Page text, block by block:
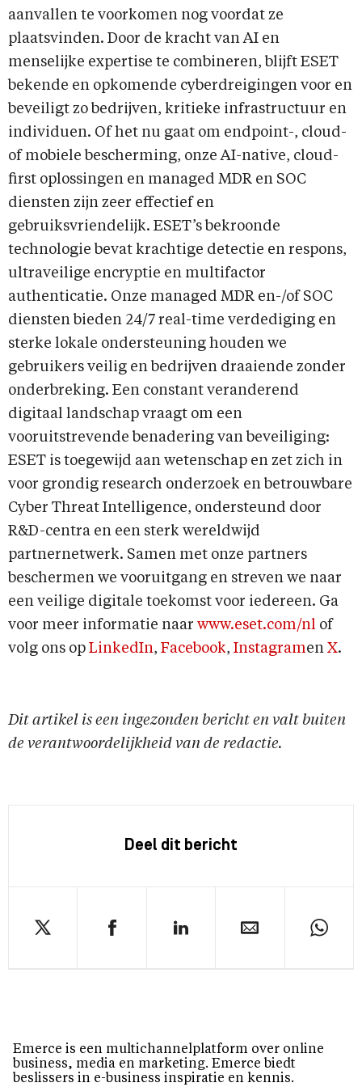
aanvallen te voorkomen nog voordat ze
plaatsvinden. Door de kracht van AI en
menselijke expertise te combineren, blijft ESET
bekende en opkomende cyberdreigingen voor en
beveiligt zo bedrijven, kritieke infrastructuur en
individuen. Of het nu gaat om endpoint-, cloud-
of mobiele bescherming, onze AI-native, cloud-
first oplossingen en managed MDR en SOC
diensten zijn zeer effectief en
gebruiksvriendelijk. ESET’s bekroonde
technologie bevat krachtige detectie en respons,
ultraveilige encryptie en multifactor
authenticatie. Onze managed MDR en-/of SOC
diensten bieden 24/7 real-time verdediging en
sterke lokale ondersteuning houden we
gebruikers veilig en bedrijven draaiende zonder
onderbreking. Een constant veranderend
digitaal landschap vraagt om een
vooruitstrevende benadering van beveiliging:
ESET is toegewijd aan wetenschap en zet zich in
voor grondig research onderzoek en betrouwbare
Cyber Threat Intelligence, ondersteund door
R&D-centra en een sterk wereldwijd
partnernetwerk. Samen met onze partners
beschermen we vooruitgang en streven we naar
een veilige digitale toekomst voor iedereen. Ga
voor meer informatie naar www.eset.com/nl of
volg ons op LinkedIn, Facebook, Instagramen X.
Dit artikel is een ingezonden bericht en valt buiten
de verantwoordelijkheid van de redactie.
Deel dit bericht
Emerce is een multichannelplatform over online
business, media en marketing. Emerce biedt
beslissers in e-business inspiratie en kennis.